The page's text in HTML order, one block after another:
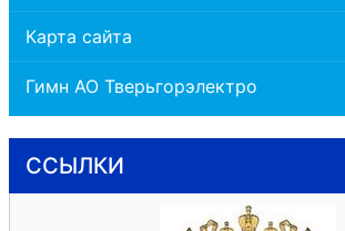
Карта сайта
Гимн АО Тверьгорэлектро
ССЫЛКИ